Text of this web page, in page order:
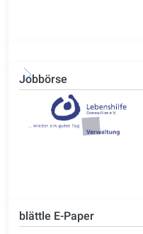
Jobbörse
blättle E-Paper